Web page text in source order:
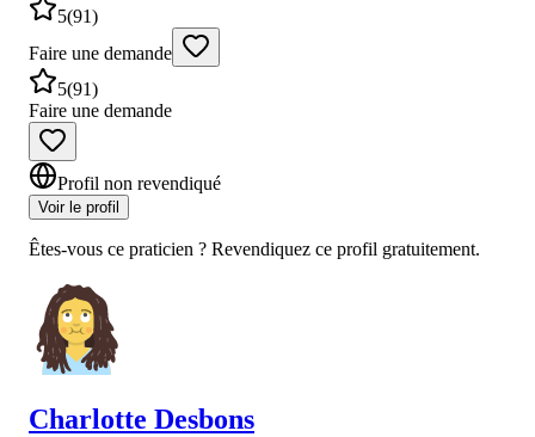
5(91)
Faire une demande
5(91)
Faire une demande
Profil non revendiqué
Voir le profil
Êtes-vous ce praticien ? Revendiquez ce profil gratuitement.
Charlotte Desbons